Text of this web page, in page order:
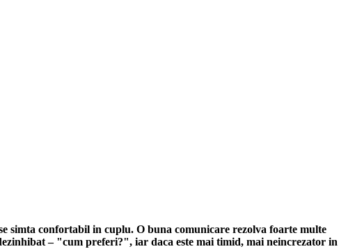
simta confortabil in cuplu. O buna comunicare rezolva foarte multe
– "cum preferi?", iar daca este mai timid, mai neincrezator in